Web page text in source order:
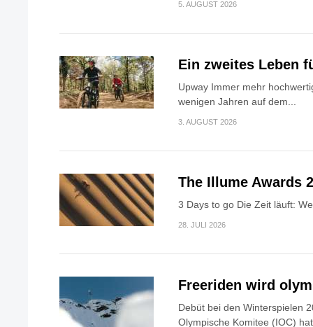
5. AUGUST 2026
Ein zweites Leben
Upway Immer mehr
wenigen Jahren auf dem...
3. AUGUST 2026
The Illume Awards
3 Days to go Die Zeit läuft:
28. JULI 2026
Freeriden wird
Debüt bei den Winterspielen
Olympische Komitee (IOC)